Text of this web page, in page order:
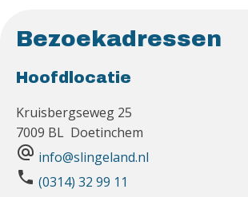
Bezoekadressen
Hoofdlocatie
Kruisbergseweg 25
7009 BL Doetinchem
alternate_email info@slingeland.nl
phone (0314) 32 99 11